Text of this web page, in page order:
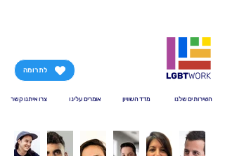
לתרומה
צרו איתנו קשר אומרים עלינו מדד השוויון השירותים שלנו